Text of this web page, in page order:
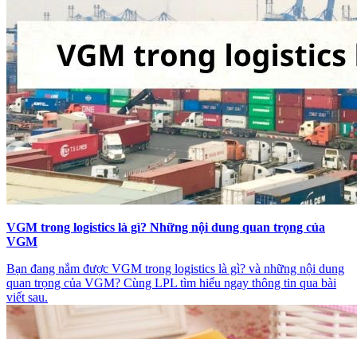
VGM trong logistics là gì? Những nội dung quan trọng của
VGM
Bạn đang nắm được VGM trong logistics là gì? và những nội dung
quan trọng của VGM? Cùng LPL tìm hiểu ngay thông tin qua bài
viết sau.